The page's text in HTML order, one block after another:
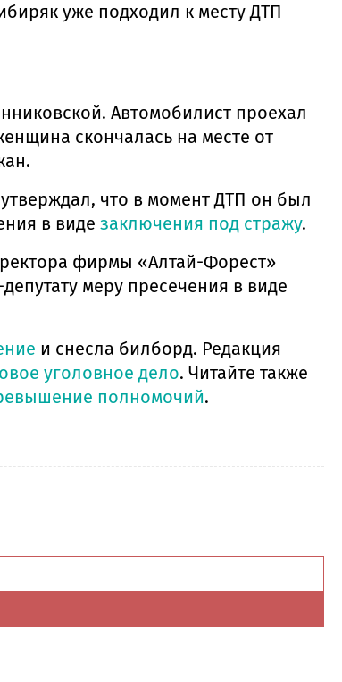
уже подходил к месту ДТП
Автомобилист проехал
скончалась на месте от
что в момент ДТП он был
в виде заключения под стражу.
фирмы «Алтай-Форест»
меру пресечения в виде
и снесла билборд. Редакция
уголовное дело. Читайте также
полномочий.